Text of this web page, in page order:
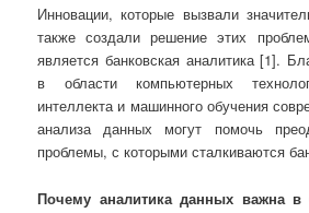
Инновации, которые вызвали
также создали решение этих
является банковская аналитика [1].
в области компьютерных
интеллекта и машинного обучения
анализа данных могут помочь
проблемы, с которыми сталкиваются
Почему аналитика данных важна в